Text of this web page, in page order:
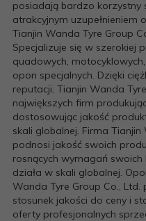
posiadają bardzo korzystny
atrakcyjnym
Tianjin Wanda Tyre Group
Specjalizuje się w szerokiej
quadowych,
opon specjalnych. Dzięki
reputacji, Tianjin Wanda
największych firm
dostosowując jakość
skali globalnej. Firma
podnosi jakość swoich
rosnących wymagań swoich
działa w skali globalnej.
Wanda Tyre Group Co.,
stosunek jakości do ceny i
oferty profesjonalnych